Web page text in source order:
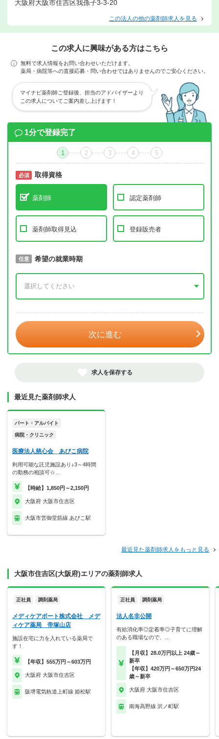
大阪府大阪市住吉区我孫子3-3-20
この法人の他の薬剤師求人を見る
この求人に興味がある方はこちら
無料で求人情報をお問い合わせいただけます。
薬局・病院等への直接応募・問い合わせではありませんのでご安心ください。
マイナビ薬剤師ご登録後、担当のアドバイザーより
この求人についてご案内差し上げます！
1分で登録完了
1 2 3 4 5
必須 取得資格
薬剤師 認定薬剤師
薬剤師取得見込 登録販売者
必須 取得予定年
任意 希望の就業時期
次に進む
求人を保存する
最近見た薬剤師求人
パート・アルバイト
病院・クリニック
医療法人慈心会 あびこ病院
利用可能な託児施設あり♪3～4時間
の勤務の相談可☆…
【時給】1,850円～2,150円
大阪府 大阪市住吉区
大阪市営御堂筋線 あびこ駅
最近見た薬剤師求人をもっと見る
大阪市住吉区(大阪府)エリアの薬剤師求人
正社員 調剤薬局
メディケアポート株式会社 メデ
ィケア薬局 帝塚山店
施設在宅に力を入れている薬局で
す！
【年収】555万円～603万円
大阪府 大阪市住吉区
阪堺電気軌道上町線 姫松駅
正社員 調剤薬局
法人名非公開
有給消化率◎定着率◎子育てに理解
のある職場なので、…
【月収】28.0万円以上 24歳～
新卒
【年収】420万円～650万円24
歳～新卒
大阪府 大阪市住吉区
南海高野線 沢ノ町駅